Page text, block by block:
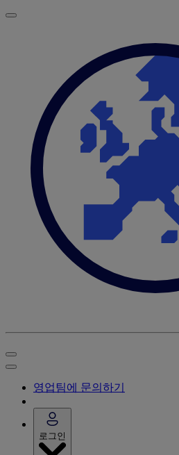
영업팀에 문의하기
로그인